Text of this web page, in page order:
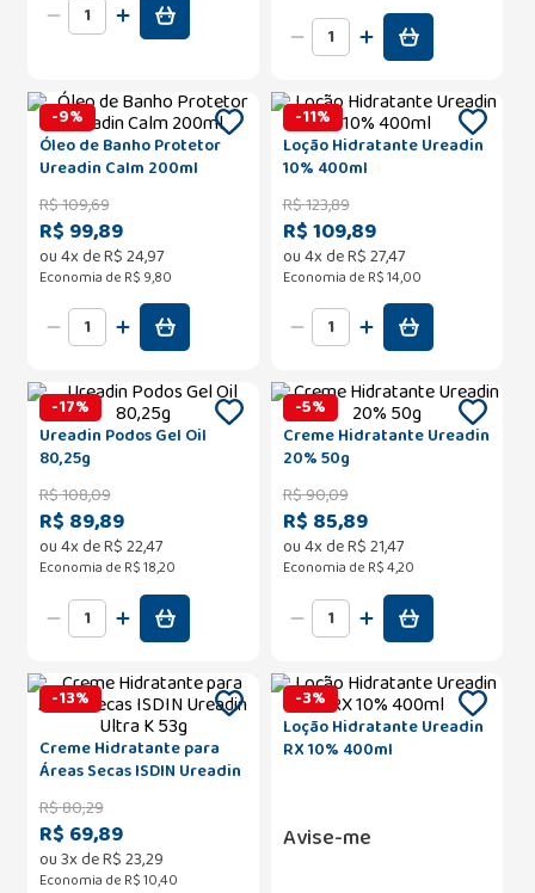
-9%
Óleo de Banho Protetor
Ureadin Calm 200ml
R$109,69
R$ 99,89
ou4x deR$24,97
Economia de R$ 9,80
-11%
Loção Hidratante Ureadin
10% 400ml
R$123,89
R$ 109,89
ou4x deR$27,47
Economia de R$ 14,00
-17%
Ureadin Podos Gel Oil
80,25g
R$108,09
R$ 89,89
ou4x deR$22,47
Economia de R$ 18,20
-5%
Creme Hidratante Ureadin
20% 50g
R$90,09
R$ 85,89
ou4x deR$21,47
Economia de R$ 4,20
-13%
Creme Hidratante para
Áreas Secas ISDIN Ureadin
Ultra K 53g
R$80,29
R$ 69,89
ou3x deR$23,29
Economia de R$ 10,40
-3%
Loção Hidratante Ureadin
RX 10% 400ml
Avise-me